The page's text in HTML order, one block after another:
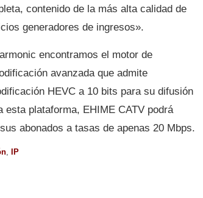
contenido de la más alta calidad de
generadores de ingresos».
encontramos el motor de
avanzada que admite
HEVC a 10 bits para su difusión
plataforma, EHIME CATV podrá
abonados a tasas de apenas 20 Mbps.
IP